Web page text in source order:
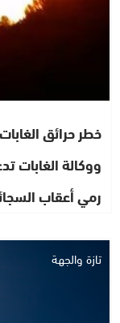
خطر حرائق
ووكالة الغابات
رمي أعقاب
تازة والجهة